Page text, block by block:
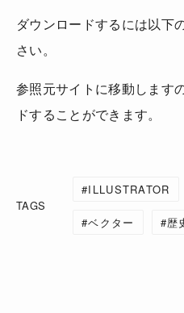
ダウンロードするには以下
さい。
参照元サイトに移動します
ドすることができます。
TAGS
ILLUSTRATOR
ベクター 歴